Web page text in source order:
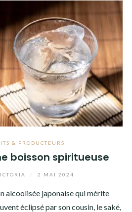
& PRODUCTEURS
boisson spiritueuse
2 MAI 2024
alcoolisée japonaise qui mérite
éclipsé par son cousin, le saké,